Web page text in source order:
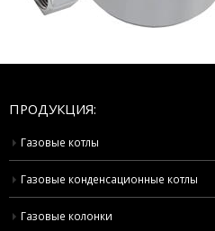
ПРОДУКЦИЯ:
Газовые котлы
Газовые конденсационные котлы
Газовые колонки